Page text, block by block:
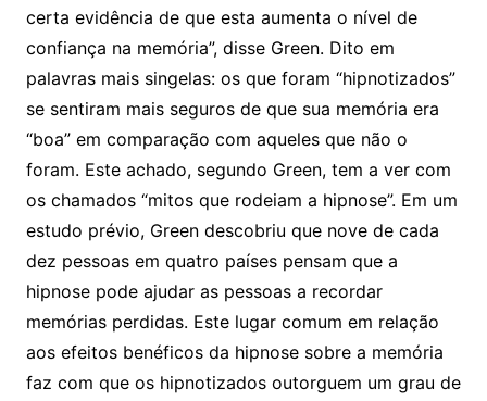
certa evidência de que esta aumenta o nível de
confiança na memória”, disse Green. Dito em
palavras mais singelas: os que foram “hipnotizados”
se sentiram mais seguros de que sua memória era
“boa” em comparação com aqueles que não o
foram. Este achado, segundo Green, tem a ver com
os chamados “mitos que rodeiam a hipnose”. Em um
estudo prévio, Green descobriu que nove de cada
dez pessoas em quatro países pensam que a
hipnose pode ajudar as pessoas a recordar
memórias perdidas. Este lugar comum em relação
aos efeitos benéficos da hipnose sobre a memória
faz com que os hipnotizados outorguem um grau de